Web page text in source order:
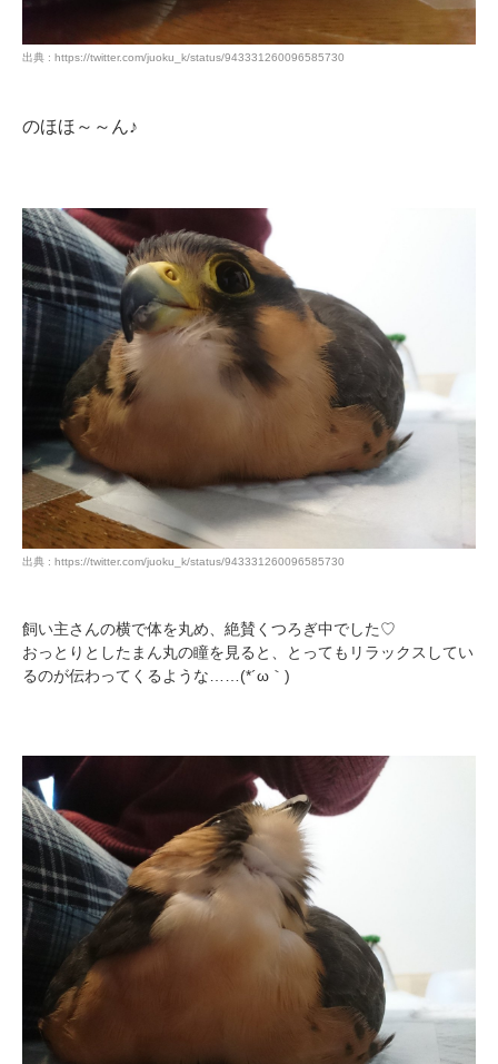
出典 : https://twitter.com/juoku_k/status/943331260096585730
のほほ～～ん♪
出典 : https://twitter.com/juoku_k/status/943331260096585730
飼い主さんの横で体を丸め、絶賛くつろぎ中でした♡
おっとりとしたまん丸の瞳を見ると、とってもリラックスしてい
るのが伝わってくるような……(*´ω｀)